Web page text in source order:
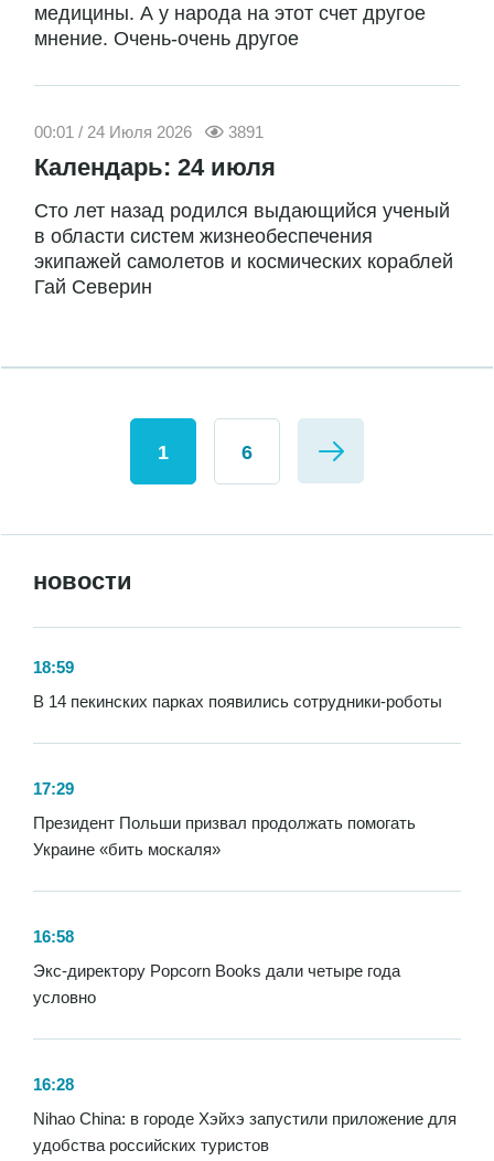
новости
18:59
В 14 пекинских парках появились сотрудники-роботы
17:29
Президент Польши призвал продолжать помогать
Украине «бить москаля»
16:58
Экс-директору Popcorn Books дали четыре года
условно
16:28
Nihao China: в городе Хэйхэ запустили приложение для
удобства российских туристов
медицины. А у народа на этот счет другое
мнение. Очень-очень другое
00:01 / 24 Июля 2026 3891
Календарь: 24 июля
Сто лет назад родился выдающийся ученый
в области систем жизнеобеспечения
экипажей самолетов и космических кораблей
Гай Северин
1 6